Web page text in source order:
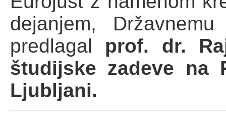
dejanjem,
predlagal prof. dr.
študijske zadeve na
Ljubljani.